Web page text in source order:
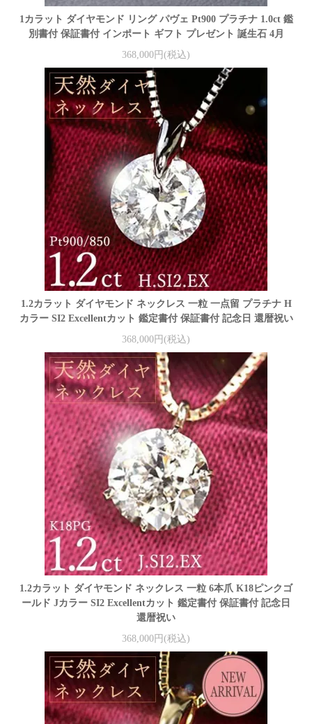
1カラット ダイヤモンド リング パヴェ Pt900 プラチナ 1.0ct 鑑
別書付 保証書付 インポート ギフト プレゼント 誕生石 4月
368,000円(税込)
1.2カラット ダイヤモンド ネックレス 一粒 一点留 プラチナ H
カラー SI2 Excellentカット 鑑定書付 保証書付 記念日 還暦祝い
368,000円(税込)
1.2カラット ダイヤモンド ネックレス 一粒 6本爪 K18ピンクゴ
ールド Jカラー SI2 Excellentカット 鑑定書付 保証書付 記念日
還暦祝い
368,000円(税込)